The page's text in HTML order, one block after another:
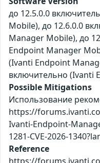
до 12.5.0.0
Mobile), до 12.6.0.0
Manager Mobile), до
Endpoint Manager
(Ivanti Endpoint
включительно (Ivanti
Possible Mitigations
Использование
https://
Ivanti-Endpoint-
1281-CVE-2026-
Reference